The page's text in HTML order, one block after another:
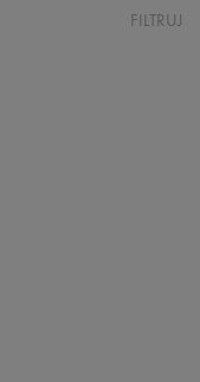
FILTRUJ